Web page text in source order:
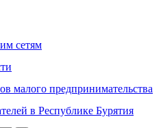
сетям
малого предпринимательства
в Республике Бурятия